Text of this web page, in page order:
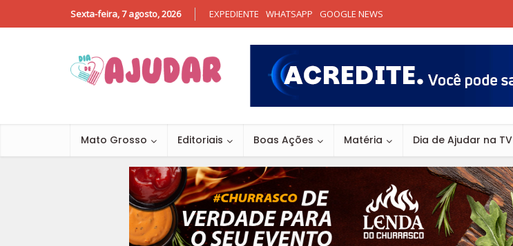
Sexta-feira, 7 agosto, 2026 EXPEDIENTE WHATSAPP GOOGLE NEWS
Mato Grosso Editoriais Boas Ações Matéria Dia de Ajudar na TV